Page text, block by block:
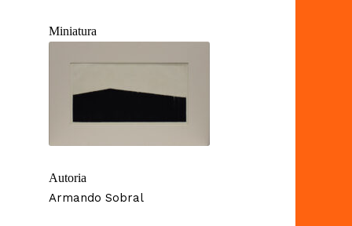
Miniatura
Autoria
Armando Sobral